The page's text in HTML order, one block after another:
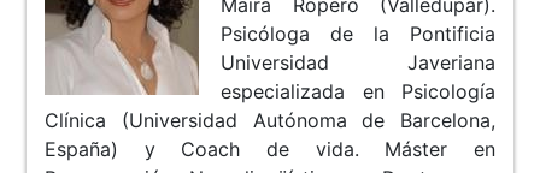
Psicóloga de la Pontificia
Universidad Javeriana
especializada en Psicología
Clínica (Universidad Autónoma de Barcelona,
España) y Coach de vida. Máster en